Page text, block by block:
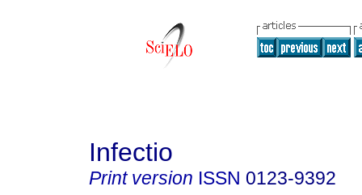
Infectio
Print version ISSN 0123-9392